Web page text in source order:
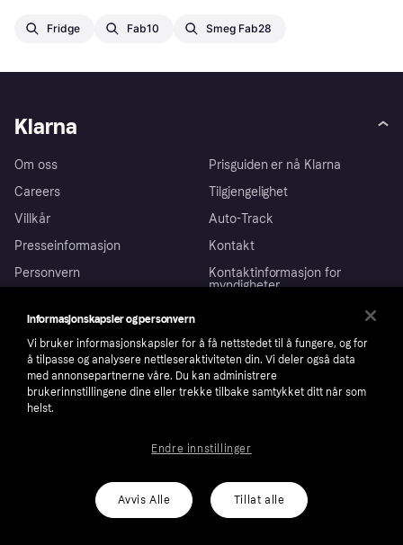
Fridge Fab10 Smeg Fab28
Klarna
Om oss
Careers
Villkår
Presseinformasjon
Personvern
Bærekraft
Wikipink
Prisguiden er nå Klarna
Tilgjengelighet
Auto-Track
Kontakt
Kontaktinformasjon for
myndigheter
Eierstyring og selskapsledelse
Investor relations
Privat
Utforsk butikker
Klager
Kredittavtale
Personverninnstillinger
Merchant portal
Developers portal
Driftsstatus
Informasjonskapsler og personvern
Vi bruker informasjonskapsler for å få nettstedet til å fungere, og for
å tilpasse og analysere nettleseraktiviteten din. Vi deler også data
med annonsepartnerne våre. Du kan administrere
brukerinnstillingene dine eller trekke tilbake samtykket ditt når som
helst.
Avvis Alle Tillat alle
Endre innstillinger